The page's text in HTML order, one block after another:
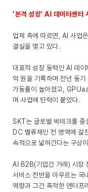
‘본격 성장’ AI 데이터센
업체 측에 따르면, AI 사업
결실을 맺고 있다.
대표적 성장 동력인 AI 데
억 원을 기록하며 전년 동
가동률이 높아졌고,
며 사업에 탄력이 붙었다.
SKT는 글로벌 빅테크를 중
DC 밸류체인 전 영역에 걸
속적으로 넓혀간다는 구상
AI B2B(기업간 거래) 시장
서비스 전반을 아우르는 국
역량과 그간 축적한 엔터프